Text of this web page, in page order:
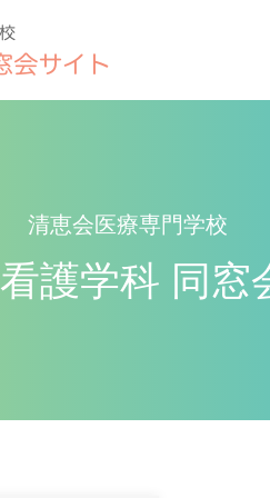
清恵会医療専門学校
看護学科 同窓